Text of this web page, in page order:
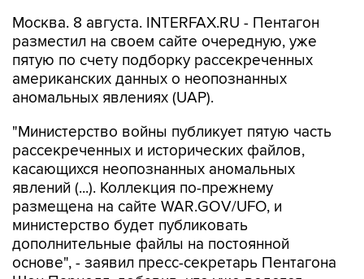
Москва. 8 августа. INTERFAX.RU - Пентагон
разместил на своем сайте очередную, уже
пятую по счету подборку рассекреченных
американских данных о неопознанных
аномальных явлениях (UAP).
"Министерство войны публикует пятую часть
рассекреченных и исторических файлов,
касающихся неопознанных аномальных
явлений (...). Коллекция по-прежнему
размещена на сайте WAR.GOV/UFO, и
министерство будет публиковать
дополнительные файлы на постоянной
основе", - заявил пресс-секретарь Пентагона